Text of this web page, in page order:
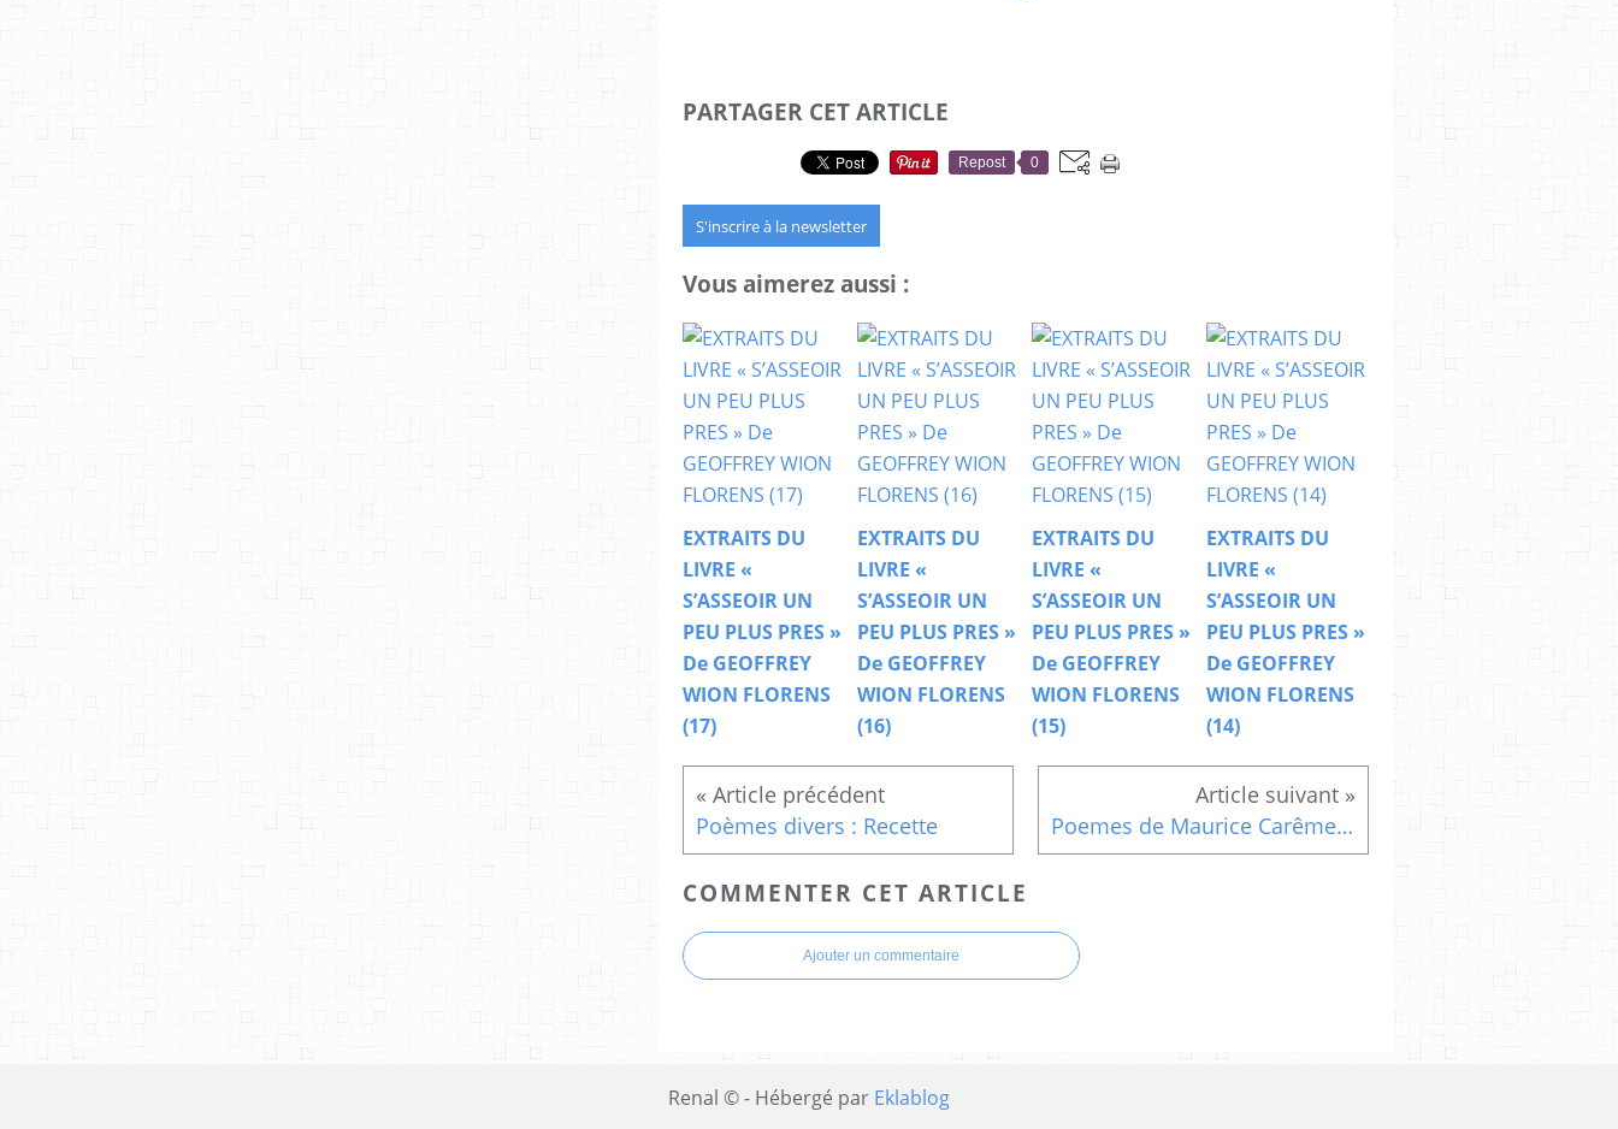
PARTAGER CET ARTICLE
Repost 0
S'inscrire à la newsletter
Vous aimerez aussi :
EXTRAITS DU
LIVRE «
S’ASSEOIR UN
PEU PLUS PRES »
De GEOFFREY
WION FLORENS
(17)
EXTRAITS DU
LIVRE «
S’ASSEOIR UN
PEU PLUS PRES »
De GEOFFREY
WION FLORENS
(16)
EXTRAITS DU
LIVRE «
S’ASSEOIR UN
PEU PLUS PRES »
De GEOFFREY
WION FLORENS
(15)
EXTRAITS DU
LIVRE «
S’ASSEOIR UN
PEU PLUS PRES »
De GEOFFREY
WION FLORENS
(14)
Poèmes divers : Recette Poemes de Maurice Carême :Le givre
COMMENTER CET ARTICLE
Ajouter un commentaire
Renal © - Hébergé par Eklablog